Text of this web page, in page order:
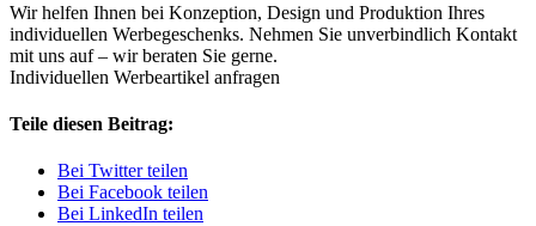
Wir helfen Ihnen bei Konzeption, Design und Produktion Ihres
individuellen Werbegeschenks. Nehmen Sie unverbindlich Kontakt
mit uns auf – wir beraten Sie gerne.
Individuellen Werbeartikel anfragen
Teile diesen Beitrag:
Bei Twitter teilen
Bei Facebook teilen
Bei LinkedIn teilen